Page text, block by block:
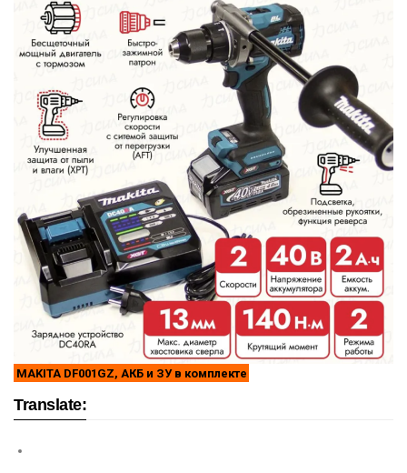
MAKITA DF001GZ, АКБ и ЗУ в комплекте
Translate: